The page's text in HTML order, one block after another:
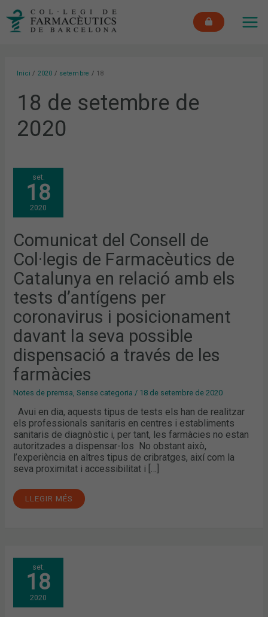
Inici 2020 setembre 18
18 de setembre de
2020
set.
18
2020
Comunicat del Consell de
Col·legis de Farmacèutics de
Catalunya en relació amb els
tests d’antígens per
coronavirus i posicionament
davant la seva possible
dispensació a través de les
farmàcies
Notes de premsa ,Sense categoria / 18 de setembre de 2020
Avui en dia, aquests tipus de tests els han de realitzar
els professionals sanitaris en centres i establiments
sanitaris de diagnòstic i, per tant, les farmàcies no estan
autoritzades a dispensar-los ​ No obstant això,
l’experiència en altres tipus de cribratges, així com la
seva proximitat i accessibilitat i […]
COMUNICAT
DEL
CONSELL
COL·LEGIS
DE
FARMACÈUTICS
CATALUNYA
EN
RELACIÓ
AMB
ELS
TESTS
D’ANTÍGENS
PER
CORONAVIRUS
I
POSICIONAMENT
DAVANT
SEVA
POSSIBLE
DISPENSACIÓ
A
TRAVÉS
DE
LES
FARMÀCIES
LLEGIR MÉS
set.
18
2020
COMUNICAT
DEL
CONSELL
COL·LEGIS
DE
FARMACÈUTICS